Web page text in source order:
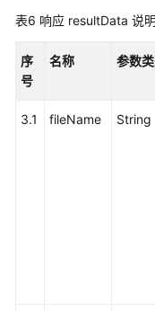
URL
表6 响应 resultData 说明
序
号
名称 参数
3.1 fileName String